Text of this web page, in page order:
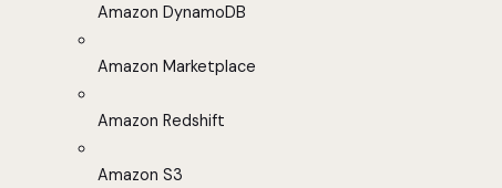
Amazon DynamoDB
Amazon Marketplace
Amazon Redshift
Amazon S3